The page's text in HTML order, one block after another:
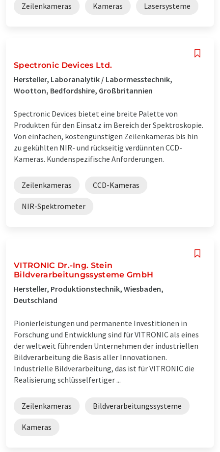
Zeilenkameras Kameras Lasersysteme
Spectronic Devices Ltd.
Hersteller, Laboranalytik / Labormesstechnik,
Wootton, Bedfordshire, Großbritannien
Spectronic Devices bietet eine breite Palette von
Produkten für den Einsatz im Bereich der Spektroskopie.
Von einfachen, kostengünstigen Zeilenkameras bis hin
zu gekühlten NIR- und rückseitig verdünnten CCD-
Kameras. Kundenspezifische Anforderungen.
Zeilenkameras CCD-Kameras
NIR-Spektrometer
VITRONIC Dr.-Ing. Stein
Bildverarbeitungssysteme GmbH
Hersteller, Produktionstechnik, Wiesbaden,
Deutschland
Pionierleistungen und permanente Investitionen in
Forschung und Entwicklung sind für VITRONIC als eines
der weltweit führenden Unternehmen der industriellen
Bildverarbeitung die Basis aller Innovationen.
Industrielle Bildverarbeitung, das ist für VITRONIC die
Realisierung schlüsselfertiger ...
Zeilenkameras Bildverarbeitungssysteme
Kameras